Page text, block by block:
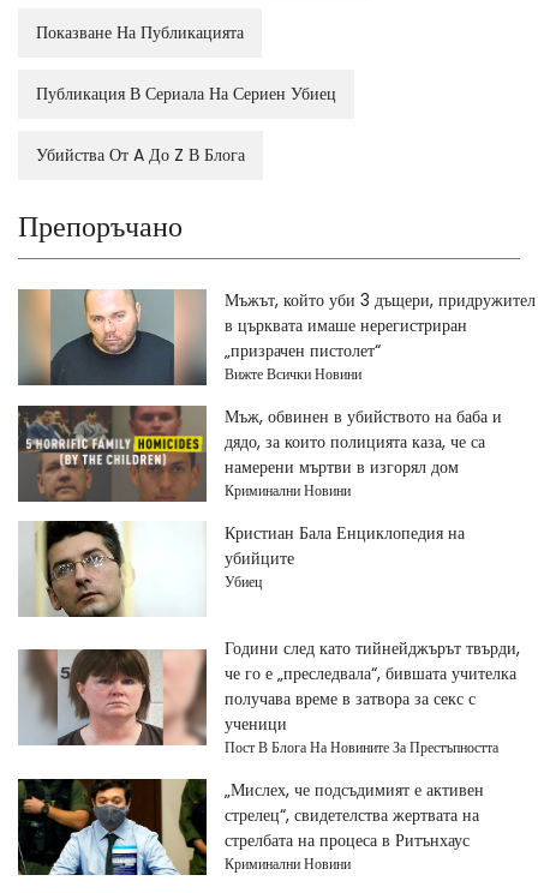
Показване На Публикацията
Публикация В Сериала На Сериен Убиец
Убийства От A До Z В Блога
Препоръчано
Мъжът, който уби 3 дъщери, придружител
в църквата имаше нерегистриран
„призрачен пистолет“
Вижте Всички Новини
Мъж, обвинен в убийството на баба и
дядо, за които полицията каза, че са
намерени мъртви в изгорял дом
Криминални Новини
Кристиан Бала Енциклопедия на
убийците
Убиец
Години след като тийнейджърът твърди,
че го е „преследвала“, бившата учителка
получава време в затвора за секс с
ученици
Пост В Блога На Новините За Престъпността
„Мислех, че подсъдимият е активен
стрелец“, свидетелства жертвата на
стрелбата на процеса в Ритънхаус
Криминални Новини